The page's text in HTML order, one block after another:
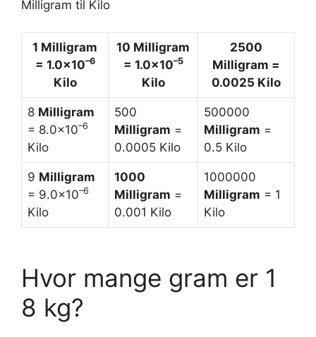
Milligram til Kilo
1 Milligram
= 1.0×10–6
Kilo
10 Milligram
= 1.0×10–5
Kilo
2500
Milligram =
0.0025 Kilo
8 Milligram
= 8.0×10–6
Kilo
500
Milligram =
0.0005 Kilo
500000
Milligram =
0.5 Kilo
9 Milligram
= 9.0×10–6
Kilo
1000
Milligram =
0.001 Kilo
1000000
Milligram = 1
Kilo
Hvor mange gram er 1
8 kg?